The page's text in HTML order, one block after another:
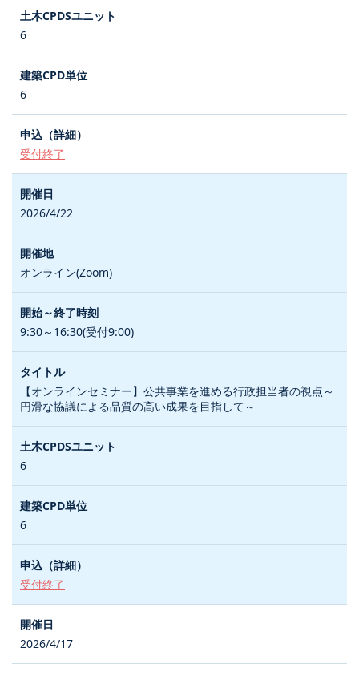
6
6
受付終了
2026/4/22
オンライン(Zoom)
9:30～16:30(受付9:00)
【オンラインセミナー】公共事業を進める行政担当者の視点～
円滑な協議による品質の高い成果を目指して～
6
6
受付終了
2026/4/17